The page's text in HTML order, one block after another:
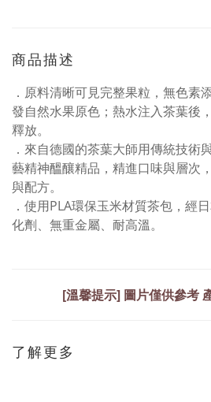
商品描述
．原料清晰可見完整果粒，無色素
發自然水果原色；熱水注入茶葉後
釋放。
．來自德國的茶葉大師用傳統技術
藝精神醞釀精品，精進口味與層次
與配方。
．使用PLA環保玉米材質茶包，經
化劑、無重金屬、耐高溫。
[溫馨提示] 圖片僅供參考
了解更多